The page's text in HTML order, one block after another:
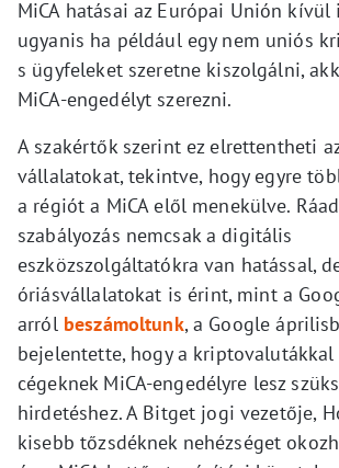
MiCA hatásai az Európai Unión kívül
ugyanis ha például egy nem uniós
s ügyfeleket szeretne kiszolgálni,
MiCA-engedélyt szerezni.
A szakértők szerint ez elrettentheti
vállalatokat, tekintve, hogy egyre
a régiót a MiCA elől menekülve.
szabályozás nemcsak a digitális
eszközszolgáltatókra van hatással,
óriásvállalatokat is érint, mint a
arról beszámoltunk, a Google
bejelentette, hogy a
cégeknek MiCA-engedélyre lesz
hirdetéshez. A Bitget jogi vezetője,
kisebb tőzsdéknek nehézséget